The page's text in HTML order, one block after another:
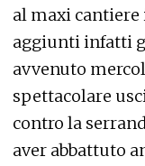
al maxi cantiere
aggiunti infatti
avvenuto
spettacolare
contro la
aver abbattuto